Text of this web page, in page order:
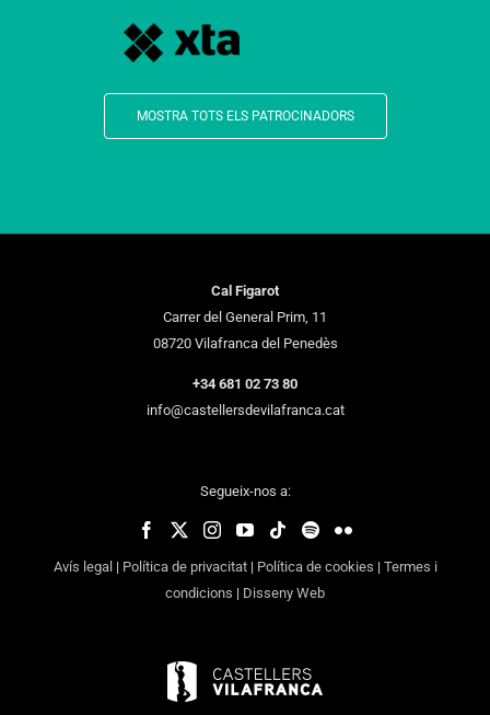
MOSTRA TOTS ELS PATROCINADORS
Cal Figarot
Carrer del General Prim, 11
08720 Vilafranca del Penedès
+34 681 02 73 80
info@castellersdevilafranca.cat
Segueix-nos a:
Avís legal | Política de privacitat| Política de cookies | Termes i
condicions | Disseny Web